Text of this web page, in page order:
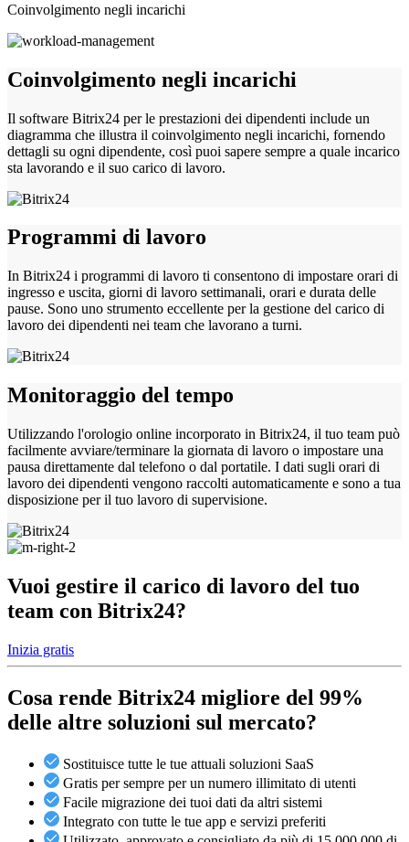
Coinvolgimento negli incarichi
Coinvolgimento negli incarichi
Il software Bitrix24 per le prestazioni dei dipendenti include un
diagramma che illustra il coinvolgimento negli incarichi, fornendo
dettagli su ogni dipendente, così puoi sapere sempre a quale incarico
sta lavorando e il suo carico di lavoro.
Programmi di lavoro
In Bitrix24 i programmi di lavoro ti consentono di impostare orari di
ingresso e uscita, giorni di lavoro settimanali, orari e durata delle
pause. Sono uno strumento eccellente per la gestione del carico di
lavoro dei dipendenti nei team che lavorano a turni.
Monitoraggio del tempo
Utilizzando l'orologio online incorporato in Bitrix24, il tuo team può
facilmente avviare/terminare la giornata di lavoro o impostare una
pausa direttamente dal telefono o dal portatile. I dati sugli orari di
lavoro dei dipendenti vengono raccolti automaticamente e sono a tua
disposizione per il tuo lavoro di supervisione.
Vuoi gestire il carico di lavoro del tuo
team con Bitrix24?
Inizia gratis
Cosa rende Bitrix24 migliore del 99%
delle altre soluzioni sul mercato?
Sostituisce tutte le tue attuali soluzioni SaaS
Gratis per sempre per un numero illimitato di utenti
Facile migrazione dei tuoi dati da altri sistemi
Integrato con tutte le tue app e servizi preferiti